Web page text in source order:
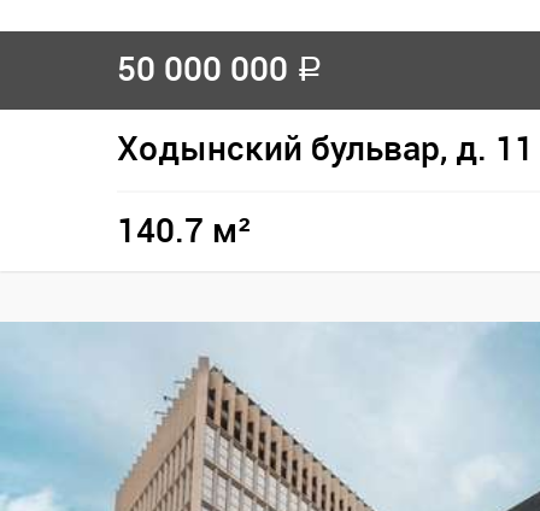
50 000 000 a
Ходынский бульвар, д. 11
140.7 м²